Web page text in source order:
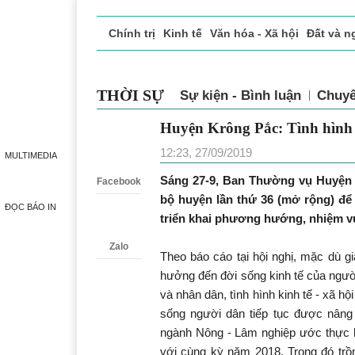
MULTIMEDIA
ĐỌC BÁO IN
Chính trị Kinh tế Văn hóa - Xã hội Đất và
THỜI SỰ Sự kiện - Bình luận
Facebook
Zalo
Huyện Krông Pắc: Tình
biến tích cực
12:23, 27/09/2019
Sáng 27-9, Ban Thường vụ
bộ huyện lần thứ 36 (mở rộng)
Theo báo cáo tại hội nghị, mặc dù
hưởng đến đời sống kinh tế của
và nhân dân, tình hình kinh tế - xã
sống người dân tiếp tục được